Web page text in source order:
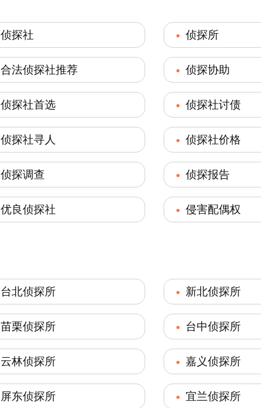
侦探社 侦探所
合法侦探社推荐 侦探协助
侦探社首选 侦探社讨债
侦探社寻人 侦探社价格
侦探调查 侦探报告
优良侦探社 侵害配偶权
台北侦探所 新北侦探所
苗栗侦探所 台中侦探所
云林侦探所 嘉义侦探所
屏东侦探所 宜兰侦探所